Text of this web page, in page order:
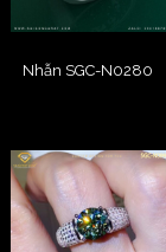
Nhẫn SGC-N0280